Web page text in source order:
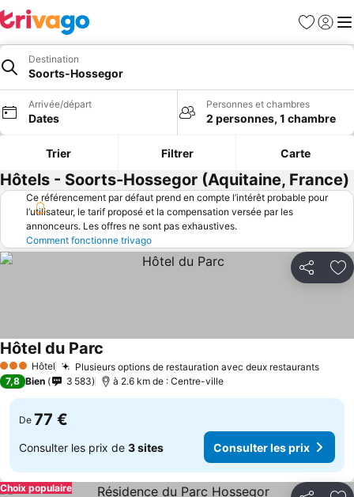
Favoris
Se
Destination
Soorts-Hossegor
Arrivée/départ
Dates
Personnes et chambres
2 personnes, 1 chambre
Trier Filtrer Carte
Hôtels - Soorts-Hossegor (Aquitaine, France)
Ce référencement par défaut prend en compte l’intérêt probable pour
l’utilisateur, le tarif proposé et la compensation versée par les
annonceurs. Les offres ne sont pas exhaustives.
Comment fonctionne trivago
Partager
3 ÉtoilesHôtel Plusieurs options de restauration avec deux restaurants
Hôtel du Parc
7,8 Bien 3 583 à 2.6 km de : Centre-ville
De 77 €
Consulter les prix de 3 sites Consulter les prix
Choix populaire